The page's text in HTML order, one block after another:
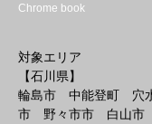
Chrome book
対象エリア
【石川県】
輪島市 中能登町 穴
市 野々市市 白山